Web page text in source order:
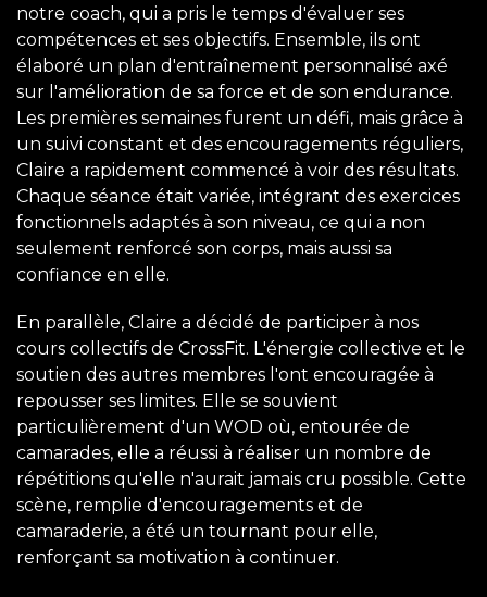
notre coach, qui a pris le temps d'évaluer ses
compétences et ses objectifs. Ensemble, ils ont
élaboré un plan d'entraînement personnalisé axé
sur l'amélioration de sa force et de son endurance.
Les premières semaines furent un défi, mais grâce à
un suivi constant et des encouragements réguliers,
Claire a rapidement commencé à voir des résultats.
Chaque séance était variée, intégrant des exercices
fonctionnels adaptés à son niveau, ce qui a non
seulement renforcé son corps, mais aussi sa
confiance en elle.
En parallèle, Claire a décidé de participer à nos
cours collectifs de CrossFit. L'énergie collective et le
soutien des autres membres l'ont encouragée à
repousser ses limites. Elle se souvient
particulièrement d'un WOD où, entourée de
camarades, elle a réussi à réaliser un nombre de
répétitions qu'elle n'aurait jamais cru possible. Cette
scène, remplie d'encouragements et de
camaraderie, a été un tournant pour elle,
renforçant sa motivation à continuer.